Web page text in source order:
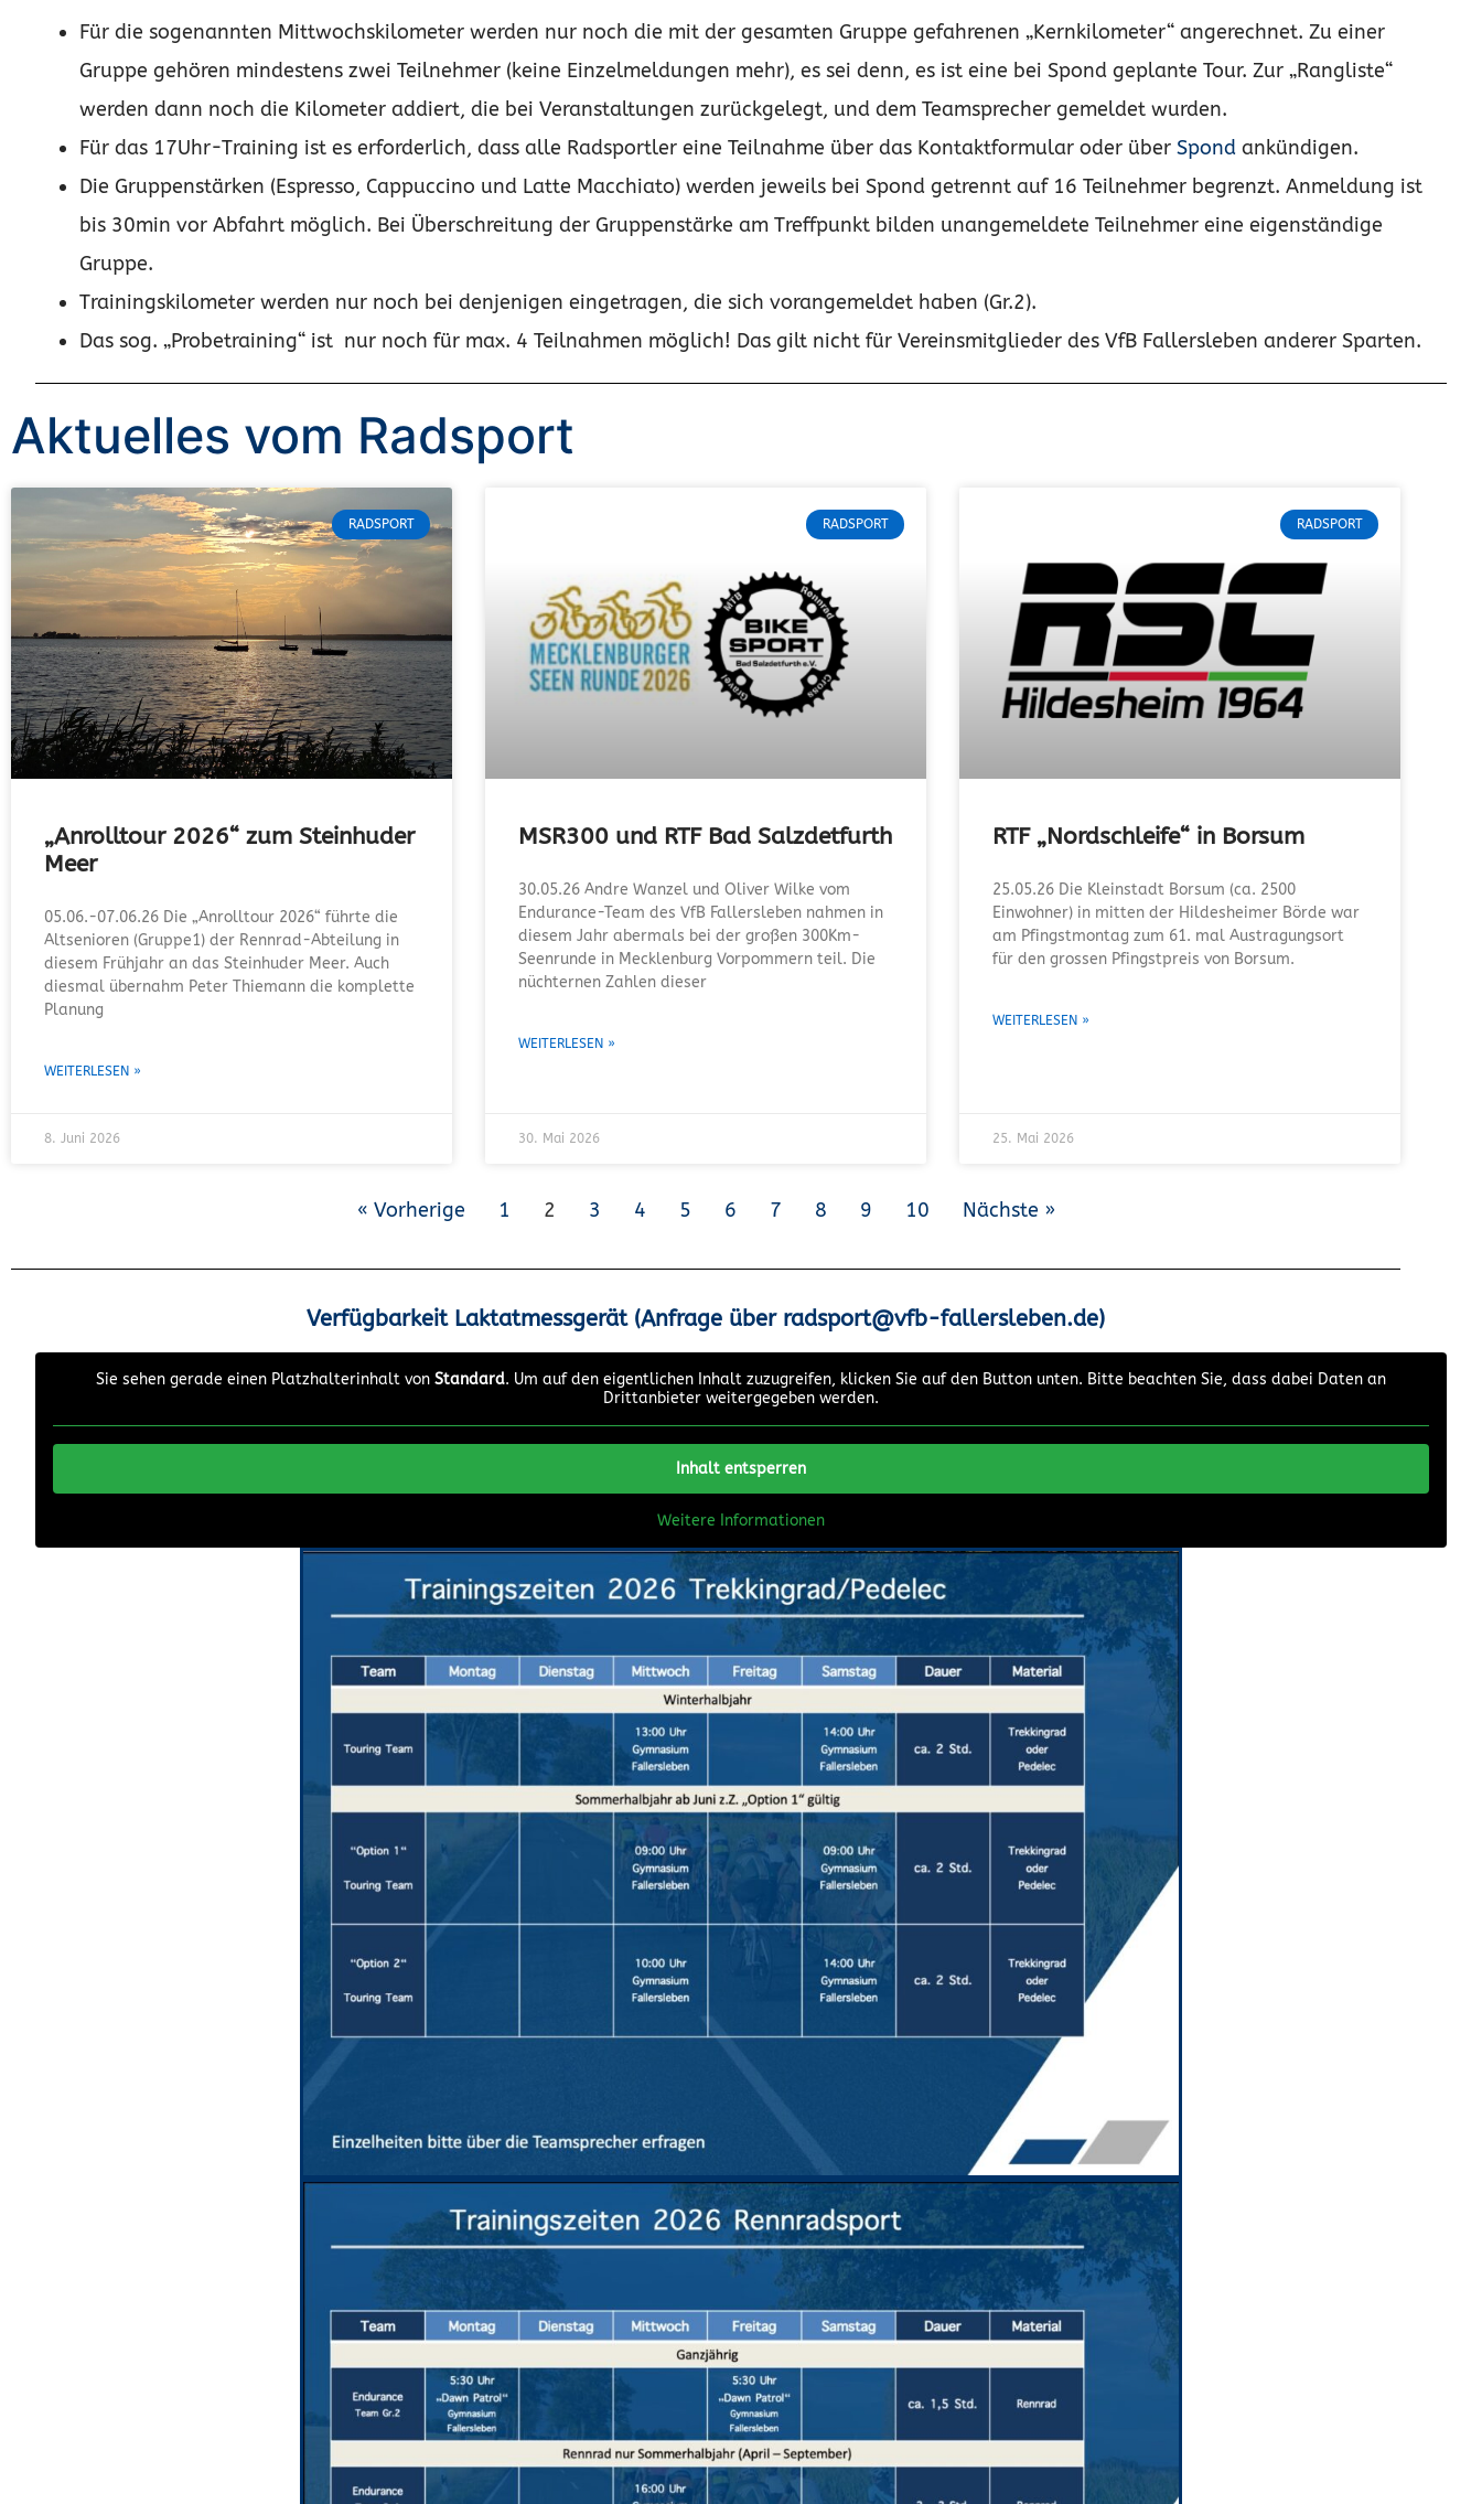
Für die sogenannten Mittwochskilometer werden nur noch die mit der gesamten Gruppe gefahrenen „Kernkilometer“ angerechnet. Zu einer
Gruppe gehören mindestens zwei Teilnehmer (keine Einzelmeldungen mehr), es sei denn, es ist eine bei Spond geplante Tour. Zur „Rangliste“
werden dann noch die Kilometer addiert, die bei Veranstaltungen zurückgelegt, und dem Teamsprecher gemeldet wurden.
Für das 17Uhr-Training ist es erforderlich, dass alle Radsportler eine Teilnahme über das Kontaktformular oder über Spond ankündigen.
Die Gruppenstärken (Espresso, Cappuccino und Latte Macchiato) werden jeweils bei Spond getrennt auf 16 Teilnehmer begrenzt. Anmeldung ist
bis 30min vor Abfahrt möglich. Bei Überschreitung der Gruppenstärke am Treffpunkt bilden unangemeldete Teilnehmer eine eigenständige
Gruppe.
Trainingskilometer werden nur noch bei denjenigen eingetragen, die sich vorangemeldet haben (Gr.2).
Das sog. „Probetraining“ ist nur noch für max. 4 Teilnahmen möglich! Das gilt nicht für Vereinsmitglieder des VfB Fallersleben anderer Sparten.
Aktuelles vom Radsport
RADSPORT
„Anrolltour 2026“ zum Steinhuder
Meer
05.06.-07.06.26 Die „Anrolltour 2026“ führte die
Altsenioren (Gruppe1) der Rennrad-Abteilung in
diesem Frühjahr an das Steinhuder Meer. Auch
diesmal übernahm Peter Thiemann die komplette
Planung
WEITERLESEN »
8. Juni 2026
RADSPORT
MSR300 und RTF Bad Salzdetfurth
30.05.26 Andre Wanzel und Oliver Wilke vom
Endurance-Team des VfB Fallersleben nahmen in
diesem Jahr abermals bei der großen 300Km-
Seenrunde in Mecklenburg Vorpommern teil. Die
nüchternen Zahlen dieser
WEITERLESEN »
30. Mai 2026
RADSPORT
RTF „Nordschleife“ in Borsum
25.05.26 Die Kleinstadt Borsum (ca. 2500
Einwohner) in mitten der Hildesheimer Börde war
am Pfingstmontag zum 61. mal Austragungsort
für den grossen Pfingstpreis von Borsum.
WEITERLESEN »
25. Mai 2026
« Vorherige 1 2 3 4 5 6 7 8 9 10 Nächste »
Verfügbarkeit Laktatmessgerät (Anfrage über radsport@vfb-fallersleben.de)
Sie sehen gerade einen Platzhalterinhalt von Standard. Um auf den eigentlichen Inhalt zuzugreifen, klicken Sie auf den Button unten. Bitte beachten Sie, dass dabei Daten an
Drittanbieter weitergegeben werden.
Inhalt entsperren
Weitere Informationen